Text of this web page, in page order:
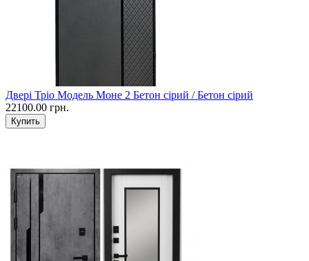
Двері Тріо Модель Моне 2 Бетон сірий / Бетон сірий
22100.00 грн.